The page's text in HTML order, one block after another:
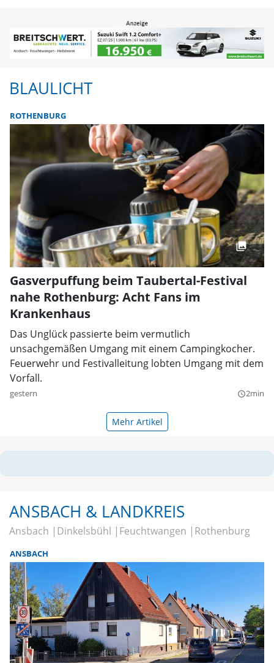
BLAULICHT
ROTHENBURG
Gasverpuffung beim Taubertal-Festival
nahe Rothenburg: Acht Fans im
Krankenhaus
Das Unglück passierte beim vermutlich
unsachgemäßen Umgang mit einem Campingkocher.
Feuerwehr und Festivalleitung lobten Umgang mit dem
Vorfall.
gestern query_builder2min
Mehr Artikel
ANSBACH & LANDKREIS
Ansbach Dinkelsbühl Feuchtwangen Rothenburg
ANSBACH